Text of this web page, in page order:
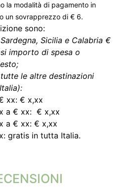
la modalità di pagamento in
un sovrapprezzo di € 6.
sono:
Sicilia e Calabria €
importo di spesa o
le altre destinazioni
xx: € x,xx
a € xx: € x,xx
a € xx: € x,xx
gratis in tutta Italia.